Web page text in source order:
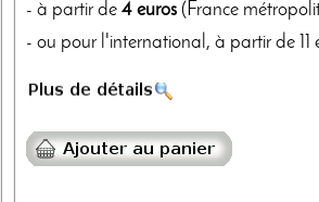
- à partir de 4 euros (France
- ou pour l'international, à partir de 11